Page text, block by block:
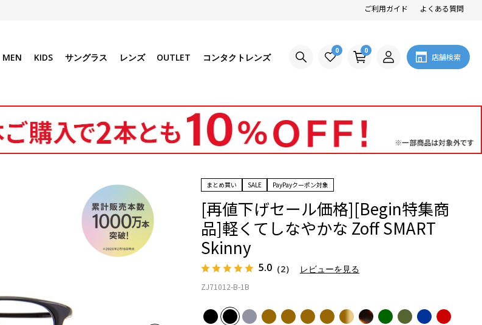
ご利用ガイド よくある質問
MEN KIDS サングラス レンズ OUTLET コンタクトレンズ
0 0
店舗検索
まとめ買い SALE PayPayクーポン対象
[再値下げセール価格][Begin特集商
品]軽くてしなやかな Zoff SMART
Skinny
5.0 （2） レビューを見る
ZJ71012-B-1B